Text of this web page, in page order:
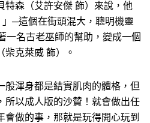
特森（艾許安傑 飾）來說，他
─這個在街頭混大，聰明機靈
一名古老巫師的幫助，變成一個
柴克萊威 飾）。
般渾身都是結實肌肉的體格，但
所以成人版的沙贊！就會做出任
會做的事，那就是玩得開心玩到